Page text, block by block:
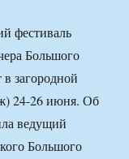
фестиваль
Большого
в загородной
24-26 июня. Об
ведущий
Большого